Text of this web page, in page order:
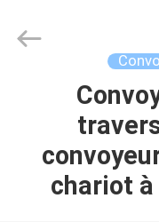
MAISON
PRODUITS
2026
UNIQUE
chariot